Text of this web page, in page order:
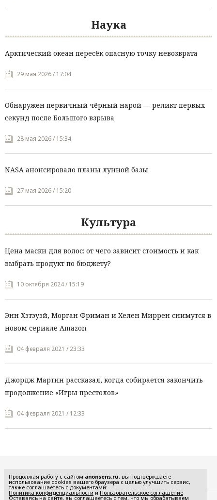
Наука
Арктический океан пересёк опасную точку невозврата
29 мая 2026 / 17:04
Обнаружен первичный чёрный нарой — реликт первых
секунд после Большого взрыва
28 мая 2026 / 15:34
NASA анонсировало планы лунной базы
27 мая 2026 / 15:20
Культура
Цена маски для волос: от чего зависит стоимость и как
выбрать продукт по бюджету?
10 октября 2024 / 15:19
Энн Хэтэуэй, Морган Фриман и Хелен Миррен снимутся в
новом сериале Amazon
04 февраля 2021 / 23:33
Джордж Мартин рассказал, когда собирается закончить
продолжение «Игры престолов»
04 февраля 2021 / 12:33
Продолжая работу с сайтом anonsens.ru, вы подтверждаете
использование cookies вашего браузера с целью улучшить сервис,
также соглашаетесь с документами:
Политика конфиденциальности и Пользовательское соглашение
Оставаясь на сайте, вы соглашаетесь с тем, что мы обрабатываем